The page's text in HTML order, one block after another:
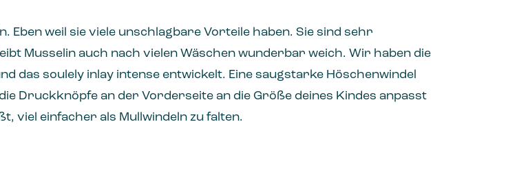
Eben weil sie viele unschlagbare Vorteile haben. Sie sind sehr
Musselin auch nach vielen Wäschen wunderbar weich. Wir haben die
das soulely inlay intense entwickelt. Eine saugstarke Höschenwindel
Druckknöpfe an der Vorderseite an die Größe deines Kindes anpasst
viel einfacher als Mullwindeln zu falten.